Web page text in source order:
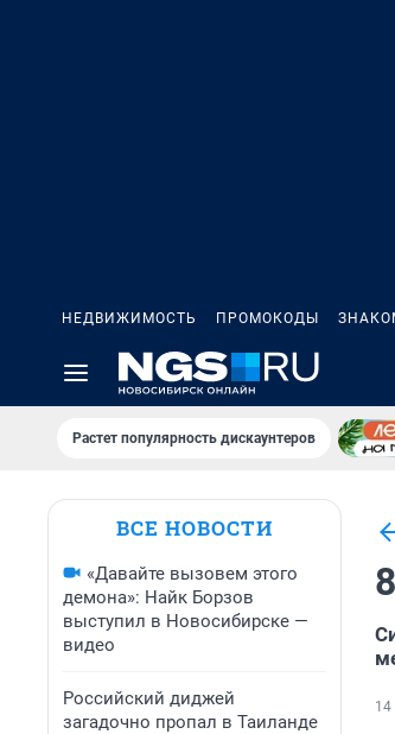
НЕДВИЖИМОСТЬ ПРОМОКОДЫ
Растет популярность дискаунтеров
ВСЕ НОВОСТИ
«Давайте вызовем этого
демона»: Найк Борзов
выступил в Новосибирске —
видео
Российский диджей
загадочно пропал в Таиланде
14